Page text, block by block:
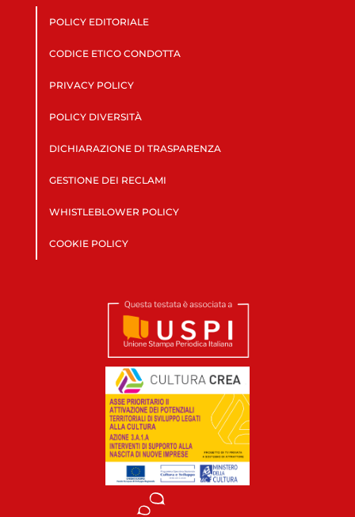
POLICY EDITORIALE
CODICE ETICO CONDOTTA
PRIVACY POLICY
POLICY DIVERSITÀ
DICHIARAZIONE DI TRASPARENZA
GESTIONE DEI RECLAMI
WHISTLEBLOWER POLICY
COOKIE POLICY